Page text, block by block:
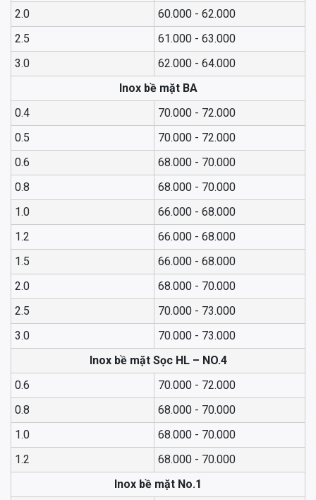
2.0
60.000 - 62.000
2.5
61.000 - 63.000
3.0
62.000 - 64.000
Inox bề mặt BA
0.4
70.000 - 72.000
0.5
70.000 - 72.000
0.6
68.000 - 70.000
0.8
68.000 - 70.000
1.0
66.000 - 68.000
1.2
66.000 - 68.000
1.5
66.000 - 68.000
2.0
68.000 - 70.000
2.5
70.000 - 73.000
3.0
70.000 - 73.000
Inox bề mặt Sọc HL – NO.4
0.6
70.000 - 72.000
0.8
68.000 - 70.000
1.0
68.000 - 70.000
1.2
68.000 - 70.000
Inox bề mặt No.1